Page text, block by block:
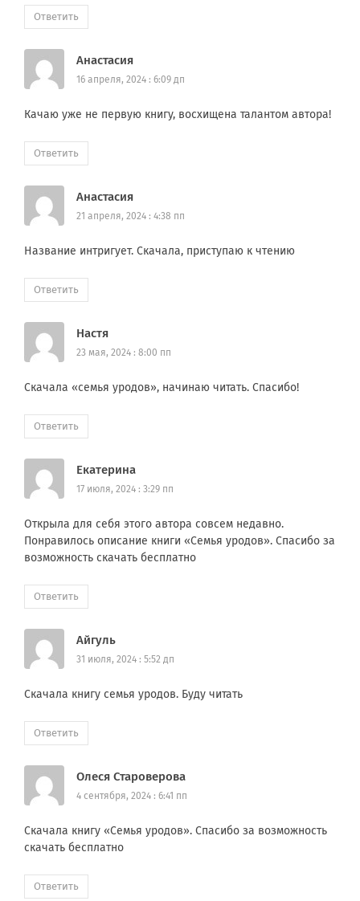
Ответить
Анастасия
16 апреля, 2024 : 6:09 дп
Качаю уже не первую книгу, восхищена талантом автора!
Ответить
Анастасия
21 апреля, 2024 : 4:38 пп
Название интригует. Скачала, приступаю к чтению
Ответить
Настя
23 мая, 2024 : 8:00 пп
Скачала «семья уродов», начинаю читать. Спасибо!
Ответить
Екатерина
17 июля, 2024 : 3:29 пп
Открыла для себя этого автора совсем недавно.
Понравилось описание книги «Семья уродов». Спасибо за
возможность скачать бесплатно
Ответить
Айгуль
31 июля, 2024 : 5:52 дп
Скачала книгу семья уродов. Буду читать
Ответить
Олеся Староверова
4 сентября, 2024 : 6:41 пп
Скачала книгу «Семья уродов». Спасибо за возможность
скачать бесплатно
Ответить